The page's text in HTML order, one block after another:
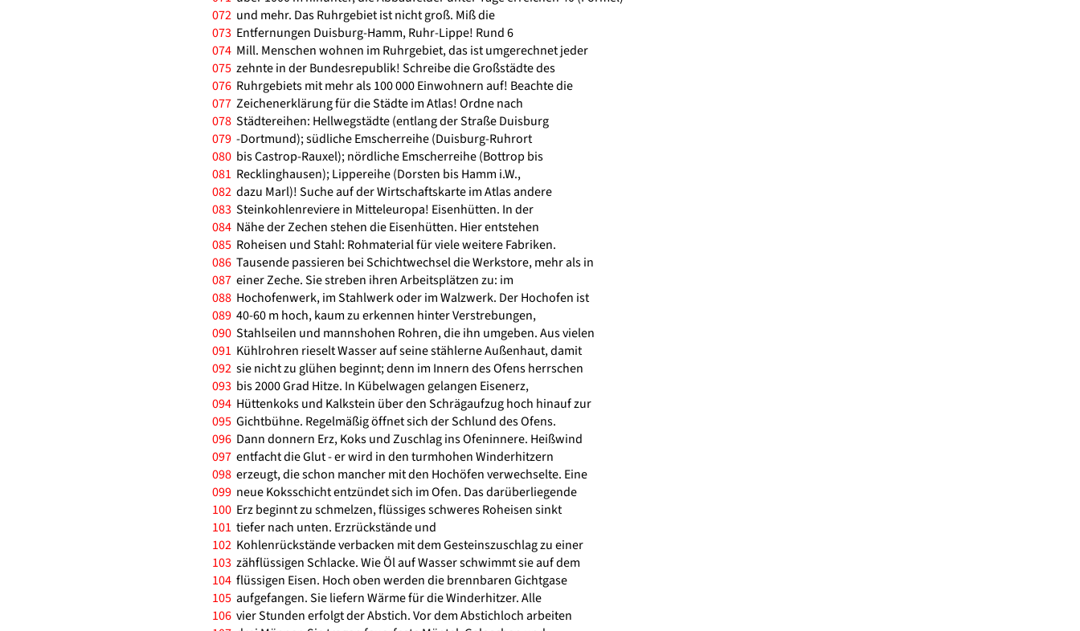
072 und mehr. Das Ruhrgebiet ist nicht groß. Miß die
073 Entfernungen Duisburg-Hamm, Ruhr-Lippe! Rund 6
074 Mill. Menschen wohnen im Ruhrgebiet, das ist umgerechnet jeder
075 zehnte in der Bundesrepublik! Schreibe die Großstädte des
076 Ruhrgebiets mit mehr als 100 000 Einwohnern auf! Beachte die
077 Zeichenerklärung für die Städte im Atlas! Ordne nach
078 Städtereihen: Hellwegstädte (entlang der Straße Duisburg
079 -Dortmund); südliche Emscherreihe (Duisburg-Ruhrort
080 bis Castrop-Rauxel); nördliche Emscherreihe (Bottrop bis
081 Recklinghausen); Lippereihe (Dorsten bis Hamm i.W.,
082 dazu Marl)! Suche auf der Wirtschaftskarte im Atlas andere
083 Steinkohlenreviere in Mitteleuropa! Eisenhütten. In der
084 Nähe der Zechen stehen die Eisenhütten. Hier entstehen
085 Roheisen und Stahl: Rohmaterial für viele weitere Fabriken.
086 Tausende passieren bei Schichtwechsel die Werkstore, mehr als in
087 einer Zeche. Sie streben ihren Arbeitsplätzen zu: im
088 Hochofenwerk, im Stahlwerk oder im Walzwerk. Der Hochofen ist
089 40-60 m hoch, kaum zu erkennen hinter Verstrebungen,
090 Stahlseilen und mannshohen Rohren, die ihn umgeben. Aus vielen
091 Kühlrohren rieselt Wasser auf seine stählerne Außenhaut, damit
092 sie nicht zu glühen beginnt; denn im Innern des Ofens herrschen
093 bis 2000 Grad Hitze. In Kübelwagen gelangen Eisenerz,
094 Hüttenkoks und Kalkstein über den Schrägaufzug hoch hinauf zur
095 Gichtbühne. Regelmäßig öffnet sich der Schlund des Ofens.
096 Dann donnern Erz, Koks und Zuschlag ins Ofeninnere. Heißwind
097 entfacht die Glut - er wird in den turmhohen Winderhitzern
098 erzeugt, die schon mancher mit den Hochöfen verwechselte. Eine
099 neue Koksschicht entzündet sich im Ofen. Das darüberliegende
100 Erz beginnt zu schmelzen, flüssiges schweres Roheisen sinkt
101 tiefer nach unten. Erzrückstände und
102 Kohlenrückstände verbacken mit dem Gesteinszuschlag zu einer
103 zähflüssigen Schlacke. Wie Öl auf Wasser schwimmt sie auf dem
104 flüssigen Eisen. Hoch oben werden die brennbaren Gichtgase
105 aufgefangen. Sie liefern Wärme für die Winderhitzer. Alle
106 vier Stunden erfolgt der Abstich. Vor dem Abstichloch arbeiten